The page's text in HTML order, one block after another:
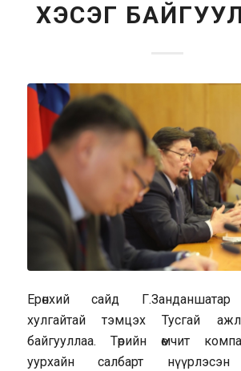
ХЭСЭГ
Ерөнхий сайд Г.Занданшатар
хулгайтай тэмцэх Тусгай
байгууллаа. Төрийн өмчит
уурхайн салбарт нүүрлэсэн